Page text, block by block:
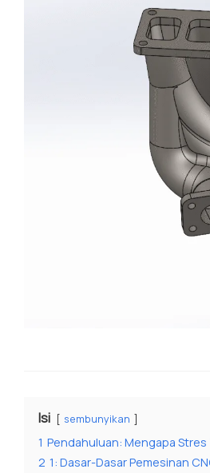
Isi sembunyikan
1 Pendahuluan: Mengapa
2 1: Dasar-Dasar Pemesinan